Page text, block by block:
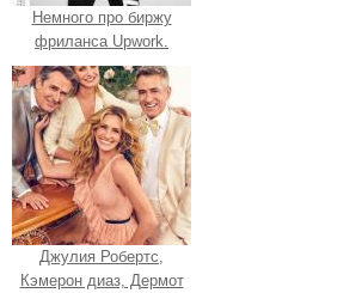
Немного про биржу
фриланса Upwork.
Джулия Робертс,
Кэмерон диаз, Дермот